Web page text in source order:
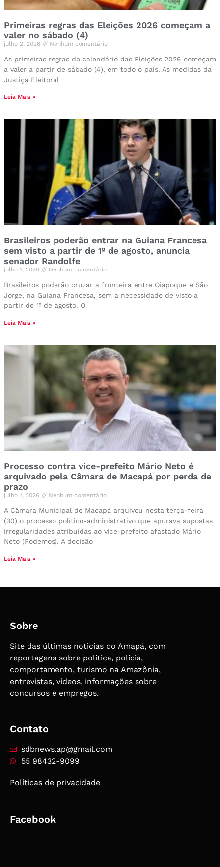
Primeiras regras das Eleições 2026 começam a
valer no sábado (4)
julho 2, 2026 Nenhum comentário
As primeiras regras do calendário das Eleições 2026 começam
a valer a partir de sábado (4), em todo o país. As medidas da
Justiça Eleitoral
Leia Mais »
Brasileiros poderão entrar na Guiana Francesa
sem visto a partir de 1º de agosto, anuncia
senador Randolfe
julho 1, 2026 Nenhum comentário
Brasileiros poderão cruzar a fronteira entre Oiapoque e São
Jorge, na Guiana Francesa, sem a necessidade de visto a
partir de 1º de agosto. O
Leia Mais »
Processo contra vice-prefeito Mário Neto é
arquivado pela Câmara de Macapá por perda de
prazo
julho 1, 2026 Nenhum comentário
A Câmara Municipal de Macapá arquivou nesta terça-feira
(30) o processo político-administrativo que apurava supostas
irregularidades atribuídas ao vice-prefeito afastado Mário
Neto (Podemos). A decisão
Leia Mais »
Sobre
Site das últimas noticias do Amapá, com
reportagens sobre politica, policia,
comportamento, turismo na Amazônia,
entrevistas, vídeos, informações sobre
concursos e empregos.
Contato
sdbnews.ap@gmail.com
55 98432-9099
Políticas de privacidade
Facebook